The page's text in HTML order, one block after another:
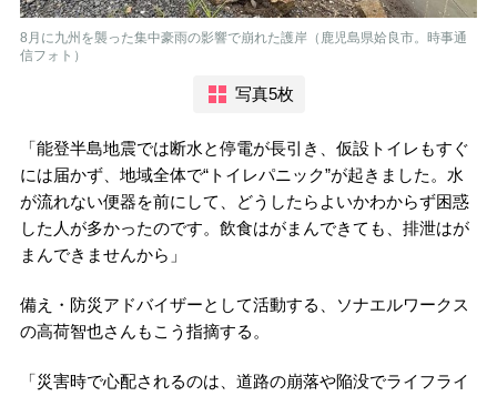
8月に九州を襲った集中豪雨の影響で崩れた護岸（鹿児島県姶良市。時事通
信フォト）
写真5枚
「能登半島地震では断水と停電が長引き、仮設トイレもすぐ
には届かず、地域全体で“トイレパニック”が起きました。水
が流れない便器を前にして、どうしたらよいかわからず困惑
した人が多かったのです。飲食はがまんできても、排泄はが
まんできませんから」
備え・防災アドバイザーとして活動する、ソナエルワークス
の高荷智也さんもこう指摘する。
「災害時で心配されるのは、道路の崩落や陥没でライフライ